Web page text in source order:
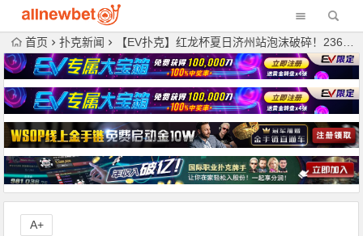
首页 扑克新闻 【EV扑克】红龙杯夏日济州站泡沫破碎！236人相互挤压让卓大洁成139人奖励圈泡沫！明日39人再战争夺FT席位！
A+